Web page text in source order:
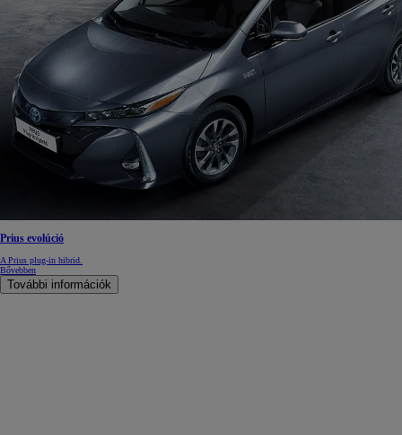
Prius evolúció
A Prius plug-in hibrid.
Bővebben
További információk